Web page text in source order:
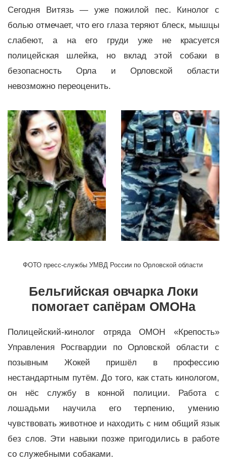
Сегодня Витязь — уже пожилой пес. Кинолог с
болью отмечает, что его глаза теряют блеск, мышцы
слабеют, а на его груди уже не красуется
полицейская шлейка, но вклад этой собаки в
безопасность Орла и Орловской области
невозможно переоценить.
ФОТО пресс-службыУМВД России по Орловской области
Бельгийская овчарка Локи
помогает сапёрам ОМОНа
Полицейский-кинолог отряда ОМОН «Крепость»
Управления Росгвардии по Орловской области с
позывным Жокей пришёл в профессию
нестандартным путём. До того, как стать кинологом,
он нёс службу в конной полиции. Работа с
лошадьми научила его терпению, умению
чувствовать животное и находить с ним общий язык
без слов. Эти навыки позже пригодились в работе
со служебными собаками.